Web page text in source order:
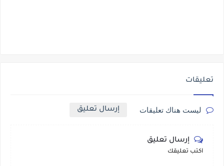
تعليقات
ليست هناك تعليقات إرسال تعليق
إرسال تعليق
أكتب تعليقك